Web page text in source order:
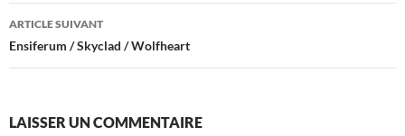
articles
ARTICLE SUIVANT
Ensiferum / Skyclad / Wolfheart
LAISSER UN COMMENTAIRE